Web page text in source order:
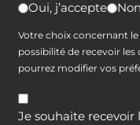
Oui, j’accepte
Votre choix concernant
possibilité de recevoir
pourrez modifier vos
Je souhaite